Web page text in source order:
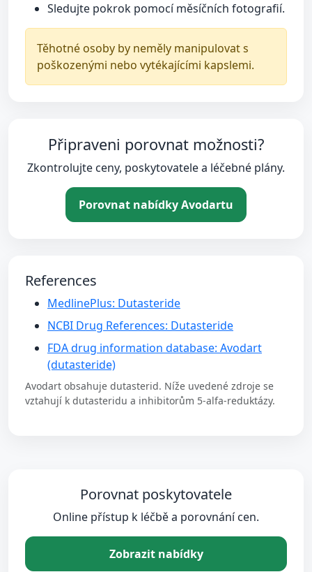
Sledujte pokrok pomocí měsíčních fotografií.
Těhotné osoby by neměly manipulovat s
poškozenými nebo vytékajícími kapslemi.
Připraveni porovnat možnosti?
Zkontrolujte ceny, poskytovatele a léčebné plány.
Porovnat nabídky Avodartu
References
MedlinePlus: Dutasteride
NCBI Drug References: Dutasteride
FDA drug information database: Avodart
(dutasteride)
Avodart obsahuje dutasterid. Níže uvedené zdroje se
vztahují k dutasteridu a inhibitorům 5-alfa-reduktázy.
Porovnat poskytovatele
Online přístup k léčbě a porovnání cen.
Zobrazit nabídky